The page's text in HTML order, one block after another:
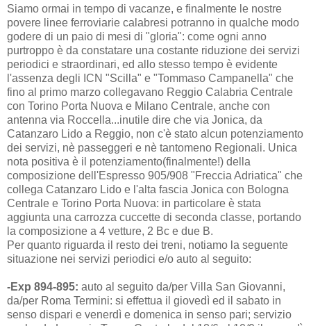
Siamo ormai in tempo di vacanze, e finalmente le nostre
povere linee ferroviarie calabresi potranno in qualche modo
godere di un paio di mesi di "gloria": come ogni anno
purtroppo è da constatare una costante riduzione dei servizi
periodici e straordinari, ed allo stesso tempo è evidente
l'assenza degli ICN "Scilla" e "Tommaso Campanella" che
fino al primo marzo collegavano Reggio Calabria Centrale
con Torino Porta Nuova e Milano Centrale, anche con
antenna via Roccella...inutile dire che via Jonica, da
Catanzaro Lido a Reggio, non c'è stato alcun potenziamento
dei servizi, nè passeggeri e nè tantomeno Regionali. Unica
nota positiva è il potenziamento(finalmente!) della
composizione dell'Espresso 905/908 "Freccia Adriatica" che
collega Catanzaro Lido e l'alta fascia Jonica con Bologna
Centrale e Torino Porta Nuova: in particolare è stata
aggiunta una carrozza cuccette di seconda classe, portando
la composizione a 4 vetture, 2 Bc e due B.
Per quanto riguarda il resto dei treni, notiamo la seguente
situazione nei servizi periodici e/o auto al seguito:
-Exp 894-895: auto al seguito da/per Villa San Giovanni,
da/per Roma Termini: si effettua il giovedì ed il sabato in
senso dispari e venerdì e domenica in senso pari; servizio